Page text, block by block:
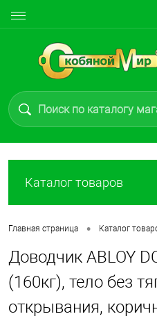
Каталог товаров
Главная страница • Каталог
Доводчик ABLOY
(160кг), тело без
открывания,